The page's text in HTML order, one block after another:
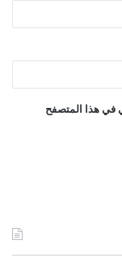
في هذا المتصفح